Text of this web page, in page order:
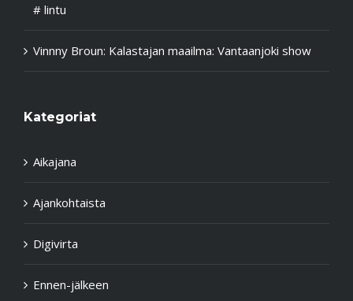
# lintu
Vinnny Broun: Kalastajan maailma: Vantaanjoki show
Kategoriat
Aikajana
Ajankohtaista
Digivirta
Ennen-jälkeen